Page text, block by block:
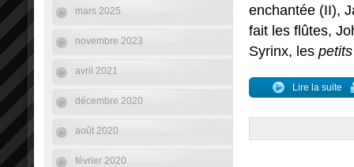
enchantée (II),
fait les flûtes,
Syrinx, les
Lire la suite
mars 2025
novembre 2023
avril 2021
décembre 2020
août 2020
février 2020